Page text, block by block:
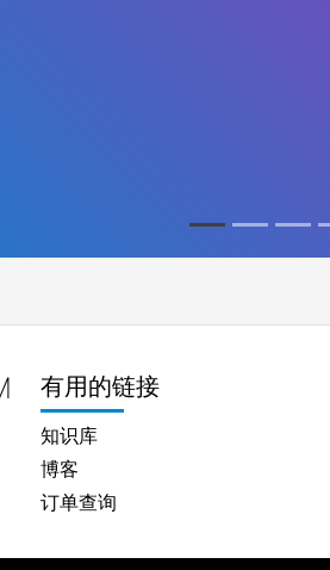
有用的链接
知识库
博客
订单查询